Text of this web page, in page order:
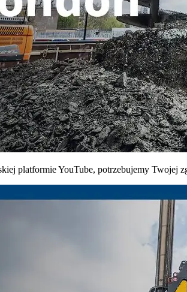
platformie YouTube, potrzebujemy Twojej